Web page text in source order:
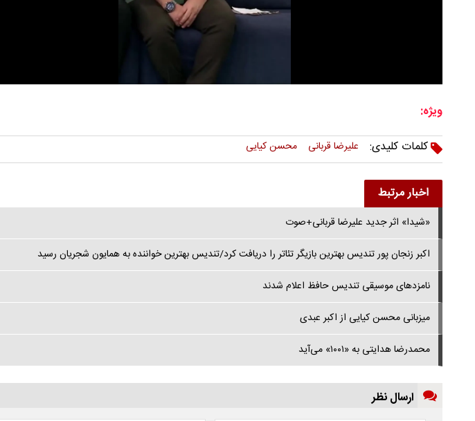
ویژه:
کلمات کلیدی:
علیرضا قربانی محسن کیایی
اخبار مرتبط
«شیدا» اثر جدید علیرضا قربانی+صوت
اکبر زنجان پور تندیس بهترین بازیگر تئاتر را دریافت کرد/تندیس بهترین خواننده به همایون شجریان رسید
نامزدهای موسیقی تندیس حافظ اعلام شدند
میزبانی محسن کیایی از اکبر عبدی
محمدرضا هدایتی به ‌«۱۰۰۱» می‌آید
ارسال نظر